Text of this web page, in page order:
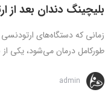
بلیچینگ دندان بعد از
زمانی که دستگاه‌های
طورکامل درمان می‌شود، یکی از
admin